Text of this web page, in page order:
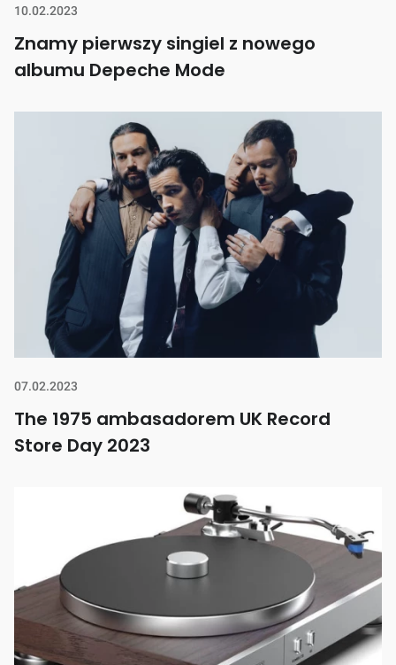
10.02.2023
Znamy pierwszy singiel z nowego
albumu Depeche Mode
07.02.2023
The 1975 ambasadorem UK Record
Store Day 2023